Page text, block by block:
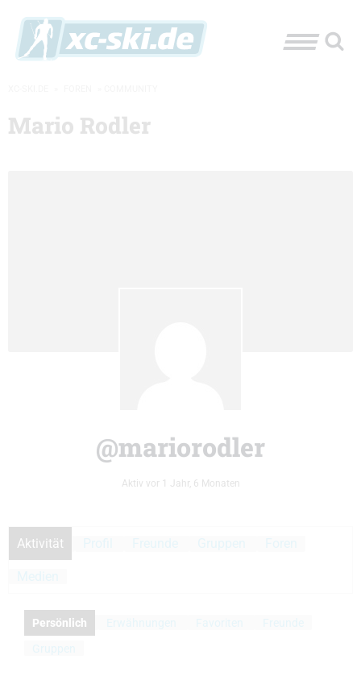
Mario Rodler
@mariorodler
Aktiv vor 1 Jahr, 6 Monaten
Aktivität
Persönlich